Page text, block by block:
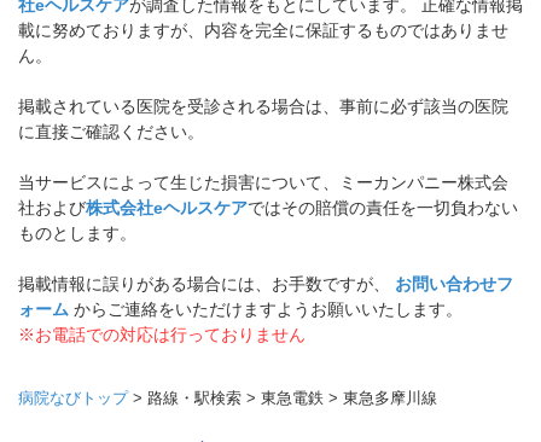
社eヘルスケアが調査した情報をもとにしています。 正確な情報掲
載に努めておりますが、内容を完全に保証するものではありませ
ん。
掲載されている医院を受診される場合は、事前に必ず該当の医院
に直接ご確認ください。
当サービスによって生じた損害について、ミーカンパニー株式会
社および株式会社eヘルスケアではその賠償の責任を一切負わない
ものとします。
掲載情報に誤りがある場合には、お手数ですが、 お問い合わせフ
ォーム からご連絡をいただけますようお願いいたします。
※お電話での対応は行っておりません
病院なびトップ> 路線・駅検索 > 東急電鉄 > 東急多摩川線